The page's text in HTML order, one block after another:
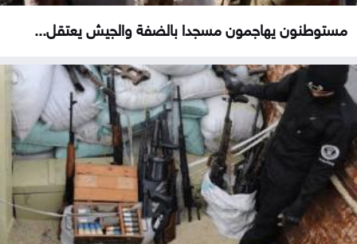
مستوطنون يهاجمون مسجدا بالضفة والجيش يعتقل...